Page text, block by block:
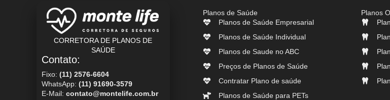
CORRETORA DE PLANOS DE
SAÚDE
Contato:
Fixo: (11) 2576-6604
WhatsApp: (11) 91690-3579
E-Mail: contato@montelife.com.br
Planos de Saúde
Planos de Saúde Empresarial
Planos de Saúde Individual
Planos de Saude no ABC
Preços de Planos de Saúde
Contratar Plano de saúde
Planos de Saúde para PETs
Planos